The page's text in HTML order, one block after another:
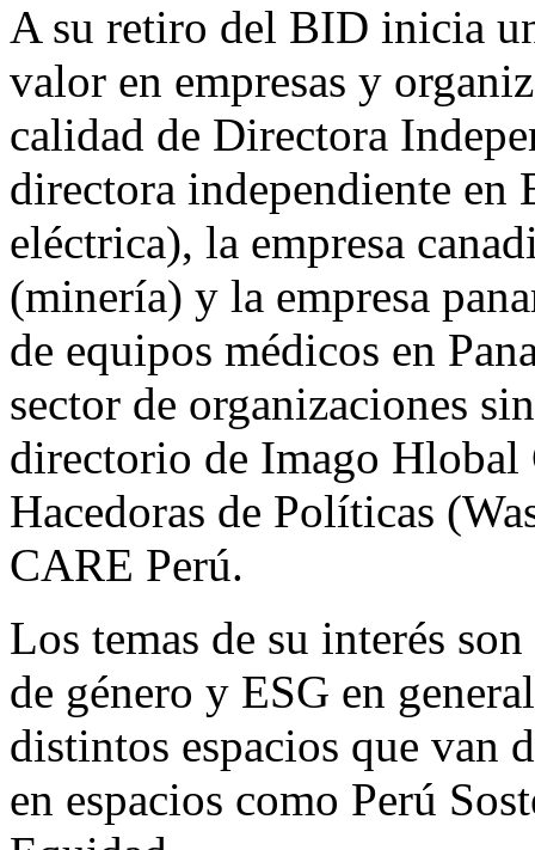
A su retiro del BID inicia
valor en empresas y
calidad de Directora
directora independiente en
eléctrica), la empresa
(minería) y la empresa
de equipos médicos en
sector de organizaciones
directorio de Imago Hlobal
Hacedoras de Políticas
CARE Perú.
Los temas de su interés
de género y ESG en
distintos espacios que van
en espacios como Perú